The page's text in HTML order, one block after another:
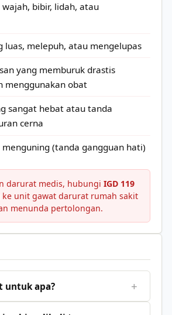
bibir, lidah, atau
luas, melepuh, atau mengelupas
yang memburuk drastis
menggunakan obat
sangat hebat atau tanda
cerna
(tanda gangguan hati)
darurat medis, hubungi IGD 119
unit gawat darurat rumah sakit
menunda pertolongan.
untuk apa? +